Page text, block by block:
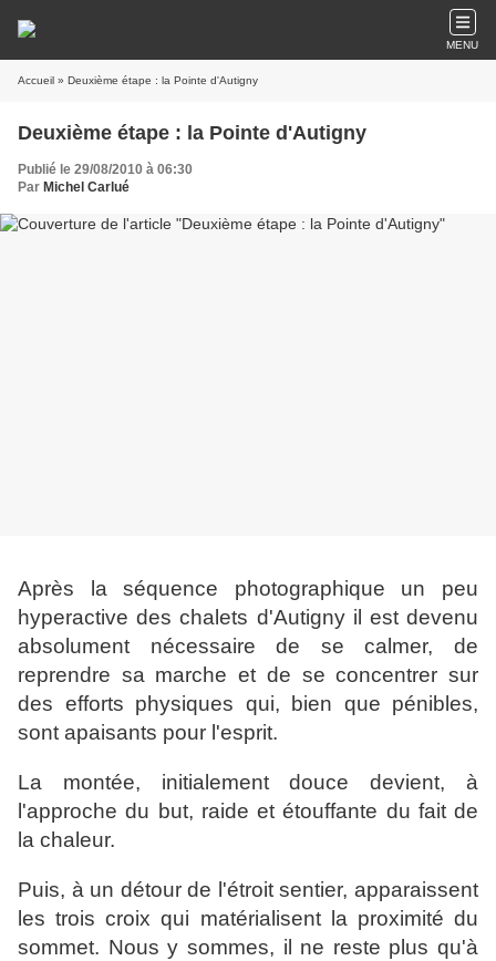
MENU
Accueil » Deuxième étape : la Pointe d'Autigny
Deuxième étape : la Pointe d'Autigny
Publié le 29/08/2010 à 06:30
Par Michel Carlué
Après la séquence photographique un peu
hyperactive des chalets d'Autigny il est devenu
absolument nécessaire de se calmer, de
reprendre sa marche et de se concentrer sur
des efforts physiques qui, bien que pénibles,
sont apaisants pour l'esprit.
La montée, initialement douce devient, à
l'approche du but, raide et étouffante du fait de
la chaleur.
Puis, à un détour de l'étroit sentier, apparaissent
les trois croix qui matérialisent la proximité du
sommet. Nous y sommes, il ne reste plus qu'à